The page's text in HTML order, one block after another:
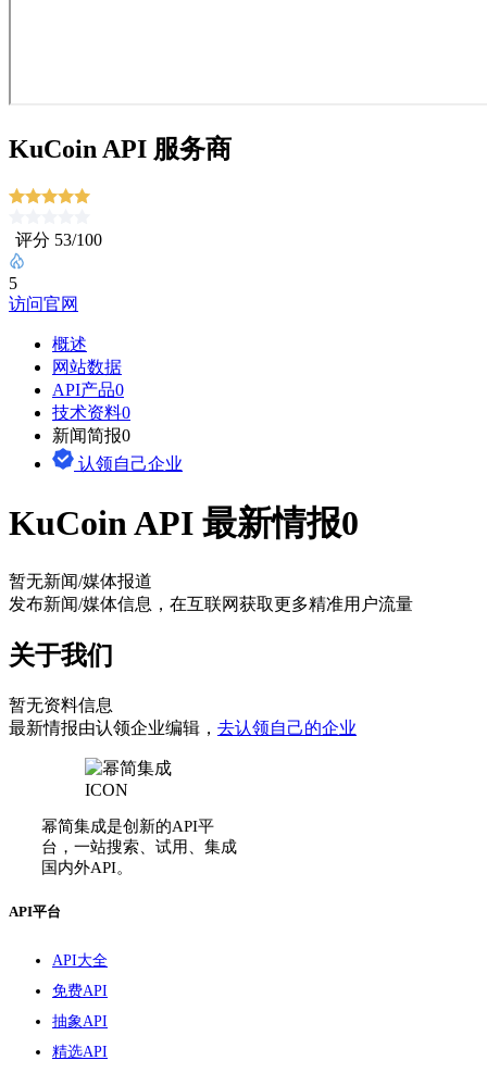
KuCoin API 服务商
评分 53/100
5
访问官网
概述
网站数据
API产品0
技术资料0
新闻简报0
认领自己企业
KuCoin API 最新情报0
暂无新闻/媒体报道
发布新闻/媒体信息，在互联网获取更多精准用户流量
关于我们
暂无资料信息
最新情报由认领企业编辑， 去认领自己的企业
幂简集成是创新的API平
台，一站搜索、试用、集成
国内外API。
API平台
API大全
免费API
抽象API
精选API